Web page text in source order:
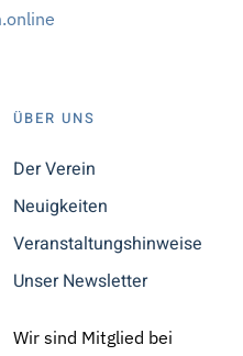
ÜBER UNS
Der Verein
Neuigkeiten
Veranstaltungshinweise
Unser Newsletter
Wir sind Mitglied bei